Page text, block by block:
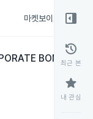
마켓보이스
BONDGHYB
right_panel_open
history
최근 본
star
내 관심